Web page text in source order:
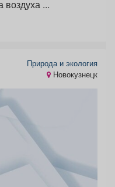
дожди с грозами, температура воздуха ...
Природа и экология
Новокузнецк